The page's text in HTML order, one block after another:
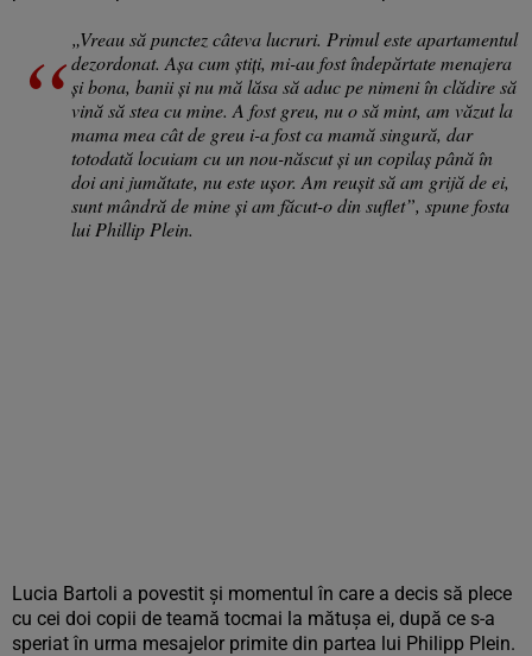
„Vreau să punctez câteva lucruri. Primul este apartamentul
dezordonat. Așa cum știți, mi-au fost îndepărtate menajera
și bona, banii și nu mă lăsa să aduc pe nimeni în clădire să
vină să stea cu mine. A fost greu, nu o să mint, am văzut la
mama mea cât de greu i-a fost ca mamă singură, dar
totodată locuiam cu un nou-născut și un copilaș până în
doi ani jumătate, nu este ușor. Am reușit să am grijă de ei,
sunt mândră de mine și am făcut-o din suflet”, spune fosta
lui Phillip Plein.
Lucia Bartoli a povestit și momentul în care a decis să plece
cu cei doi copii de teamă tocmai la mătușa ei, după ce s-a
speriat în urma mesajelor primite din partea lui Philipp Plein.